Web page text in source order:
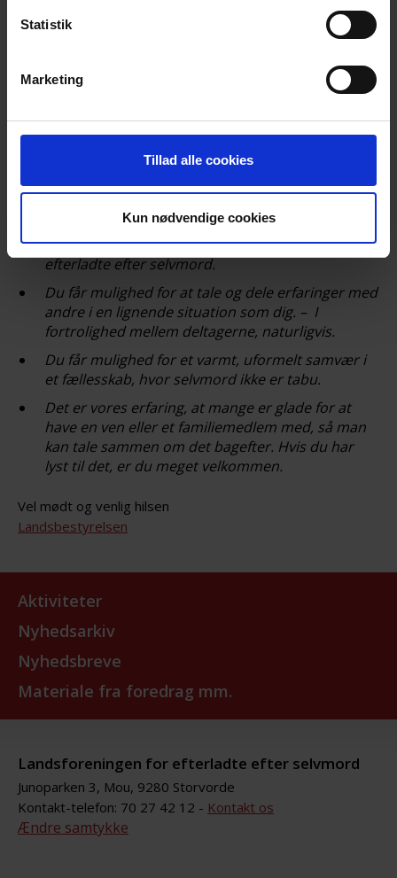
Statistik
Marketing
Tillad alle cookies
Kun nødvendige cookies
https://efterladte.dk/
https://www.facebook.com/efterladtesamt
https://www.instagram.com/efterladte_efter_selvmord
HUSK tilmelding
til indendørs aktiviteter og til Walk & Talk
https://efterladte.nemtilmeld.dk/
kontaktpersonen på opslaget.
Alle er velkomne!
Til vore arrangementer møder du andre
efterladte efter selvmord.
Du får mulighed for at tale og dele erfaringer med
andre i en lignende situation som dig. – I
fortrolighed mellem deltagerne, naturligvis.
Du får mulighed for et varmt, uformelt samvær i
et fællesskab, hvor selvmord ikke er tabu.
Det er vores erfaring, at mange er glade for at
have en ven eller et familiemedlem med, så man
kan tale sammen om det bagefter. Hvis du har
lyst til det, er du meget velkommen.
Vel mødt og venlig hilsen
Landsbestyrelsen
Aktiviteter
Nyhedsarkiv
Nyhedsbreve
Materiale fra foredrag mm.
Landsforeningen for efterladte efter selvmord
Junoparken 3, Mou, 9280 Storvorde
Kontakt-telefon: 70 27 42 12 - Kontakt os
Ændre samtykke